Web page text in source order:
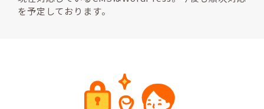
を予定しております。